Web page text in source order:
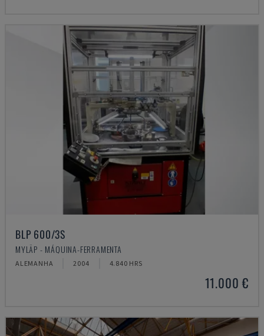
BLP 600/3S
MYLÄP - MÁQUINA-FERRAMENTA
ALEMANHA 2004 4.840 HRS
11.000 €